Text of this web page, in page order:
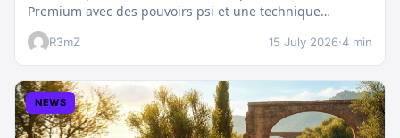
Premium avec des pouvoirs psi et une technique
boostée.…
R3mZ 15 July 2026·4 min
NEWS